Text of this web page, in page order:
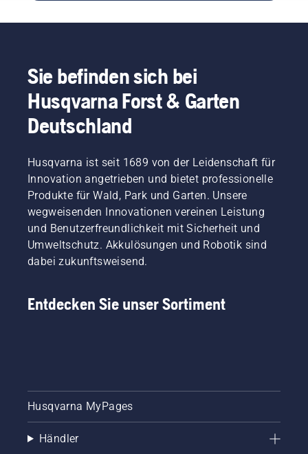
Verwendung.
Fragen
können
Sie die
richtige
Größe
richtigen
Typ von
Motorsäge
wissen,
es
wenn Sie
auf der
Suche
besten
Motorsäge
für Ihre
Zwecke
sind.
T540
XP®
Mark III.
Sie befinden sich bei
Husqvarna Forst & Garten
Deutschland
Husqvarna ist seit 1689 von der Leidenschaft für
Innovation angetrieben und bietet professionelle
Produkte für Wald, Park und Garten. Unsere
wegweisenden Innovationen vereinen Leistung
und Benutzerfreundlichkeit mit Sicherheit und
Umweltschutz. Akkulösungen und Robotik sind
dabei zukunftsweisend.
Entdecken Sie unser Sortiment
Husqvarna MyPages
Händler